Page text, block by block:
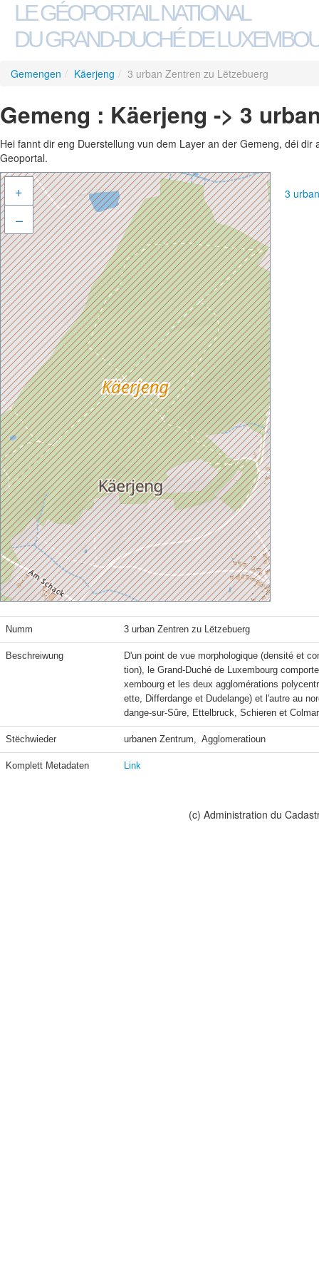
LE GÉOPORTAIL NATIONAL
DU GRAND-DUCHÉ DE
Gemengen / Käerjeng / 3 urban Zentren zu Lëtzebuerg
Gemeng : Käerjeng -> 3
Hei fannt dir eng Duerstellung vun dem Layer an der Gemeng, déi
Geoportal.
+
–
3
Numm 3 urban Zentren zu Lëtzebuerg
Beschreiwung
D'un point de vue morphologique (densité et
tion), le Grand-Duché de Luxembourg
xembourg et les deux agglomérations
ette, Differdange et Dudelange) et l'autre au
dange-sur-Sûre, Ettelbruck, Schieren et
Stëchwieder urbanen Zentrum,  Agglomeratioun
Komplett Metadaten Link
(c) Administration du